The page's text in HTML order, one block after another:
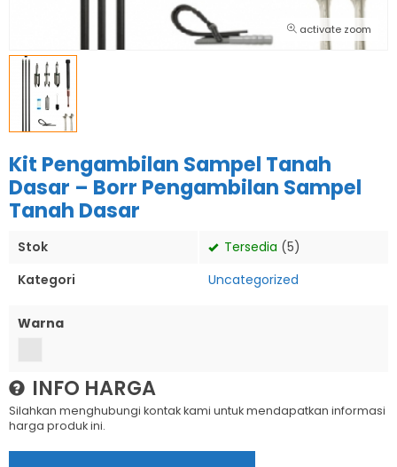
activate zoom
Kit Pengambilan Sampel Tanah
Dasar – Borr Pengambilan Sampel
Tanah Dasar
Stok Tersedia (5)
Kategori
Uncategorized
Warna
INFO HARGA
Silahkan menghubungi kontak kami untuk mendapatkan informasi
harga produk ini.